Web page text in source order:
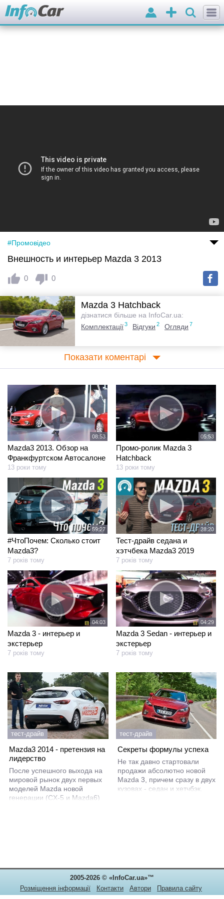
Додати
оголошення
Вхід
#Промовідео
Внешность и интерьер Mazda 3 2013
0 0
Mazda 3 Hatchback
дізнатися більше на InfoCar.ua:
Комплектації3 Відгуки 2 Огляди 7
Показати коментарі
08:53
Mazda3 2013. Обзор на
Франкфуртском Автосалоне
13 роки тому
05:53
Промо-ролик Mazda 3
Hatchback
13 роки тому
59:27
#ЧтоПочем: Сколько стоит
Mazda3?
7 років тому
28:20
Тест-драйв седана и
хэтчбека Mazda3 2019
7 років тому
04:03
Mazda 3 - интерьер и
экстерьер
7 років тому
04:29
Mazda 3 Sedan - интерьер и
экстерьер
7 років тому
тест-драйв
Mazda3 2014 - претензия на
лидерство
После успешного выхода на
мировой рынок двух первых
моделей Mazda новой
генерации (CX-5 и Mazda6)
экономичность. За последние
2 года фактически все
прямые конкуренты Тройки в
C-классе уже успели
тест-драйв
Секреты формулы успеха
Не так давно стартовали
продажи абсолютно новой
Mazda 3, причем сразу в двух
кузовах - седан и хетчбэк.
2005-2026 © «InfoCar.ua»™
Розміщення інформації
Контакти Автори
Правила сайту